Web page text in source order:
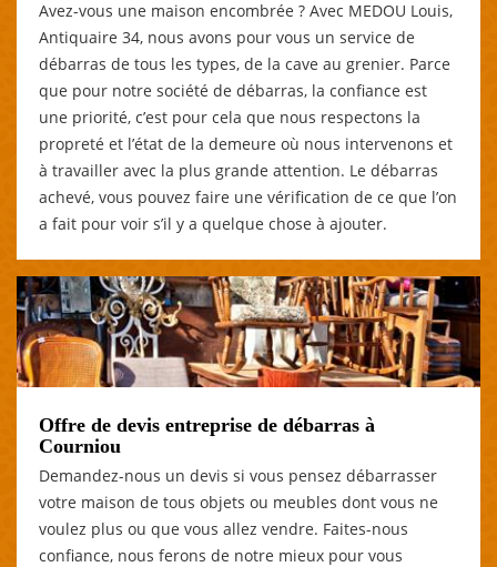
Avez-vous une maison encombrée ? Avec MEDOU Louis,
Antiquaire 34, nous avons pour vous un service de
débarras de tous les types, de la cave au grenier. Parce
que pour notre société de débarras, la confiance est
une priorité, c’est pour cela que nous respectons la
propreté et l’état de la demeure où nous intervenons et
à travailler avec la plus grande attention. Le débarras
achevé, vous pouvez faire une vérification de ce que l’on
a fait pour voir s’il y a quelque chose à ajouter.
Offre de devis entreprise de débarras à
Courniou
Demandez-nous un devis si vous pensez débarrasser
votre maison de tous objets ou meubles dont vous ne
voulez plus ou que vous allez vendre. Faites-nous
confiance, nous ferons de notre mieux pour vous